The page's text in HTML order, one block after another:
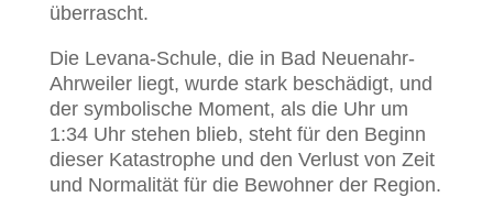
überrascht.
Die Levana-Schule, die in Bad Neuenahr-
Ahrweiler liegt, wurde stark beschädigt, und
der symbolische Moment, als die Uhr um
1:34 Uhr stehen blieb, steht für den Beginn
dieser Katastrophe und den Verlust von Zeit
und Normalität für die Bewohner der Region.